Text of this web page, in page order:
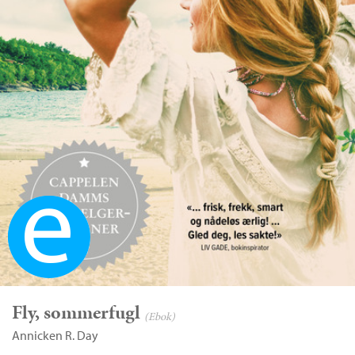
Ebok
Fly, sommerfugl (Ebok)
Annicken R. Day